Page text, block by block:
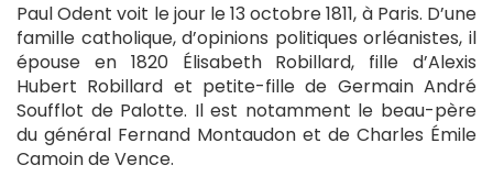
Paul Odent voit le jour le 13 octobre 1811, à Paris. D’une
famille catholique, d’opinions politiques orléanistes, il
épouse en 1820 Élisabeth Robillard, fille d’Alexis
Hubert Robillard et petite-fille de Germain André
Soufflot de Palotte. Il est notamment le beau-père
du général Fernand Montaudon et de Charles Émile
Camoin de Vence.